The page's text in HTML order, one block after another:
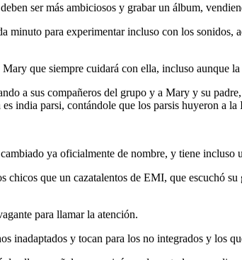
ser más ambiciosos y grabar un álbum,
minuto para experimentar incluso con los
que siempre cuidará con ella, incluso aunque la
a sus compañeros del grupo y a Mary y su
india parsi, contándole que los parsis huyeron a la
ya oficialmente de nombre, y tiene incluso
chicos que un cazatalentos de EMI, que escuchó
para llamar la atención.
inadaptados y tocan para los no integrados y los